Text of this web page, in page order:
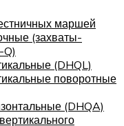
маршей
(захваты-
Q)
(DHQL)
поворотные
(DHQA)